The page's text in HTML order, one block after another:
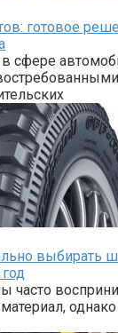
готовое
сфере
выбирать
часто